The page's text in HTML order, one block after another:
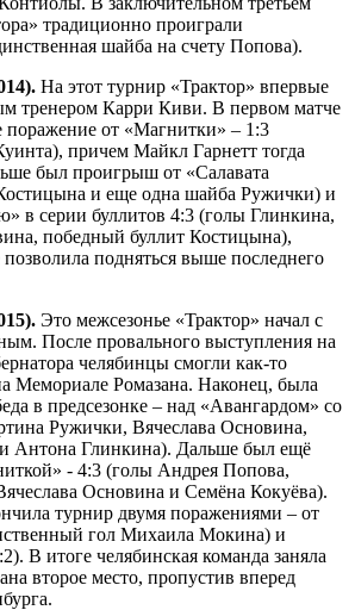
традиционно проиграли
шайба на счету Попова).
На этот турнир «Трактор» впервые
тренером Карри Киви. В первом матче
поражение от «Магнитки» – 1:3
причем Майкл Гарнетт тогда
был проигрыш от «Салавата
и еще одна шайба Ружички) и
в серии буллитов 4:3 (голы Глинкина,
победный буллит Костицына),
подняться выше последнего
Это межсезонье «Трактор» начал с
После провального выступления на
челябинцы смогли как-то
Мемориале Ромазана. Наконец, была
в предсезонке – над «Авангардом» со
Ружички, Вячеслава Основина,
Антона Глинкина). Дальше был ещё
- 4:3 (голы Андрея Попова,
Основина и Семёна Кокуёва).
турнир двумя поражениями – от
гол Михаила Мокина) и
В итоге челябинская команда заняла
второе место, пропустив вперед